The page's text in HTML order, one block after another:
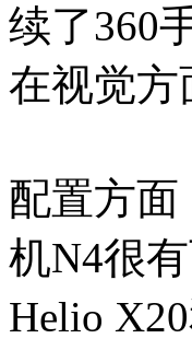
续了360
在视觉方
配置方面
机N4很
Helio